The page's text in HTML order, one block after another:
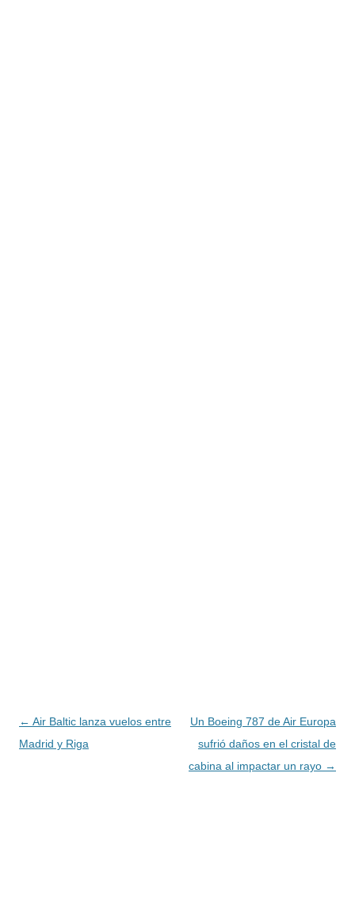
Navegación
de
← Air Baltic lanza vuelos entre
Madrid y Riga
Un Boeing 787 de Air Europa
sufrió daños en el cristal de
cabina al impactar un rayo →